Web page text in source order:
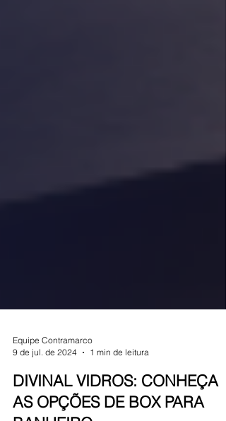
Equipe Contramarco
9 de jul. de 2024
1 min de leitura